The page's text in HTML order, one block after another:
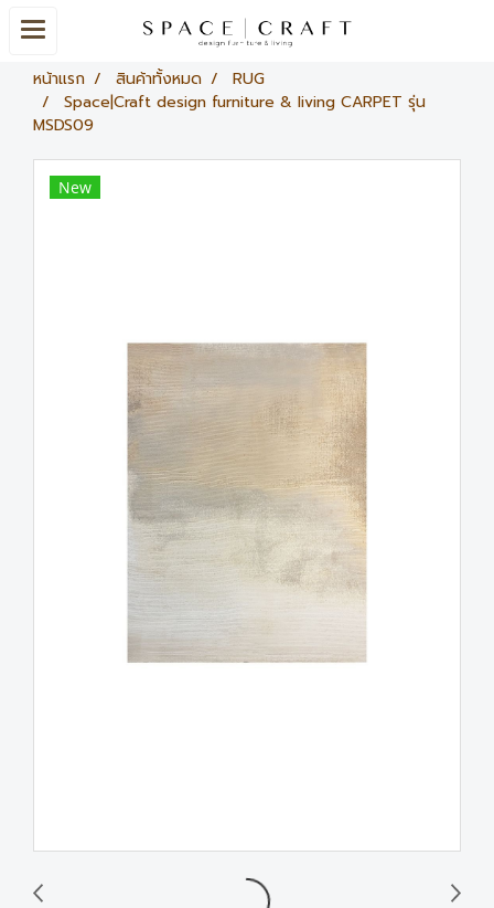
หน้าแรก สินค้าทั้งหมด
RUG
Space|Craft design furniture & living CARPET รุ่น
MSDS09
New